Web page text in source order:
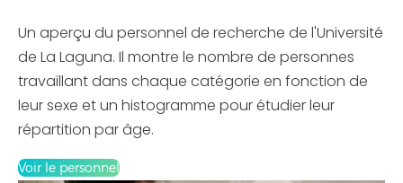
Un aperçu du personnel de recherche de l'Université
de La Laguna. Il montre le nombre de personnes
travaillant dans chaque catégorie en fonction de
leur sexe et un histogramme pour étudier leur
répartition par âge.
Voir le personnel